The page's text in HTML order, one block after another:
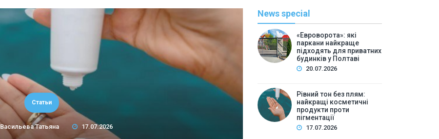
Статьи
Васильева Татьяна 17.07.2026
News special
«Евроворота»: які
паркани найкраще
підходять для приватних
будинків у Полтаві
20.07.2026
Рівний тон без плям:
найкращі косметичні
продукти проти
пігментації
17.07.2026